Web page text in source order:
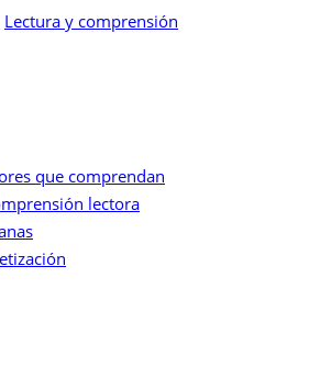
Lectura y comprensión
que comprendan
lectora